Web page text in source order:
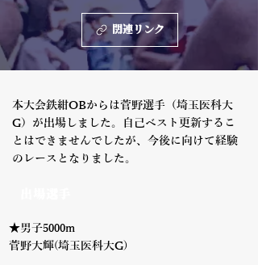
関連リンク
本大会鉄紺OBからは菅野選手（埼玉医科大
G）が出場しました。自己ベスト更新するこ
とはできませんでしたが、今後に向けて経験
のレースとなりました。
★男子5000m
菅野大輝(埼玉医科大G)